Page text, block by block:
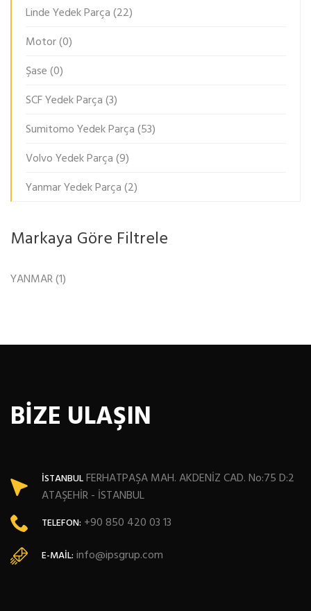
Linde Yedek Parça(22)
Motor(0)
Şase(0)
SCF Yedek Parça(3)
Sumitomo Yedek Parça(53)
Volvo Yedek Parça(9)
Yanmar Yedek Parça(2)
Markaya Göre Filtrele
YANMAR(1)
BİZE ULAŞIN
İSTANBULFERHATPAŞA MAH. AKDENİZ CAD. No:75 D:2
ATAŞEHİR - İSTANBUL
TELEFON: +90 850 420 03 13
E-MAIL: info@ipsgrup.com